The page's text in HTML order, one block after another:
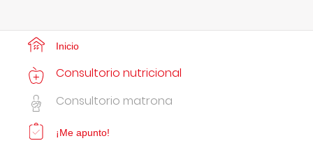
Inicio
Consultorio nutricional
Consultorio matrona
¡Me apunto!